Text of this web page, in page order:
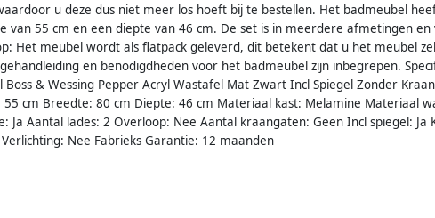
u deze dus niet meer los hoeft bij te bestellen. Het badmeubel
van 55 cm en een diepte van 46 cm. De set is in meerdere afmetingen en
Het meubel wordt als flatpack geleverd, dit betekent dat u het meubel
en benodigdheden voor het badmeubel zijn inbegrepen.
& Wessing Pepper Acryl Wastafel Mat Zwart Incl Spiegel Zonder
cm Breedte: 80 cm Diepte: 46 cm Materiaal kast: Melamine Materiaal
Ja Aantal lades: 2 Overloop: Nee Aantal kraangaten: Geen Incl spiegel: Ja
Nee Fabrieks Garantie: 12 maanden